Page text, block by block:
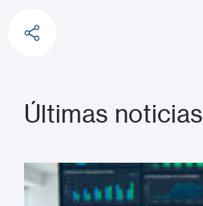
Últimas noticias